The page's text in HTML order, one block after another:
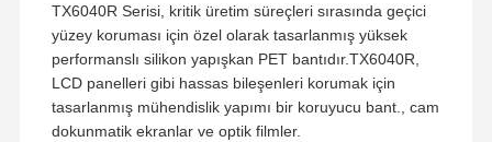
TX6040R Serisi, kritik üretim süreçleri sırasında geçici
yüzey koruması için özel olarak tasarlanmış yüksek
performanslı silikon yapışkan PET bantıdır.TX6040R,
LCD panelleri gibi hassas bileşenleri korumak için
tasarlanmış mühendislik yapımı bir koruyucu bant., cam
dokunmatik ekranlar ve optik filmler.